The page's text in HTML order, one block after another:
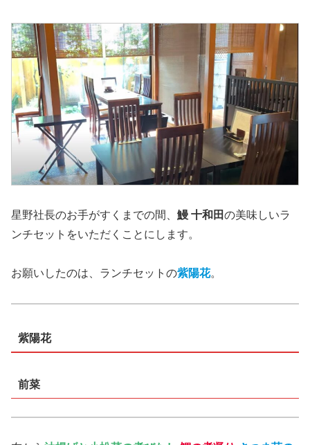
星野社長のお手がすくまでの間、 鰻 十和田の美味しいラ
ンチセットをいただくことにします。
お願いしたのは、ランチセットの紫陽花。
紫陽花
前菜